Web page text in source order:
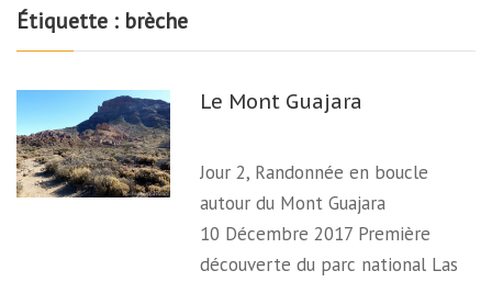
Étiquette : brèche
Le Mont Guajara
Jour 2, Randonnée en boucle
autour du Mont Guajara
10 Décembre 2017 Première
découverte du parc national Las